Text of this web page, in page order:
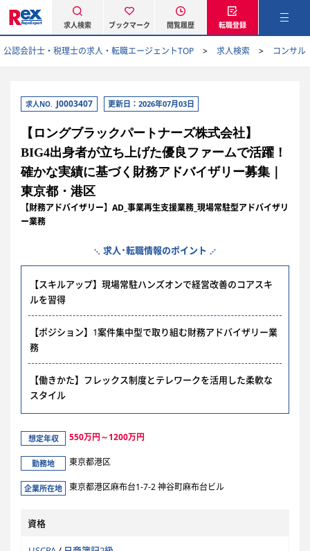
求人検索 ブックマーク 閲覧履歴 転職登録
公認会計士・税理士の求人・転職エージェントTOP 求人検索 コンサル
求人NO. J0003407 更新日：2026年07月03日
【ロングブラックパートナーズ株式会社】
BIG4出身者が立ち上げた優良ファームで活躍！
確かな実績に基づく財務アドバイザリー募集｜
東京都・港区
【財務アドバイザリー】AD_事業再生支援業務_現場常駐型アドバイザリ
ー業務
求人･転職情報のポイント
【スキルアップ】現場常駐ハンズオンで経営改善のコアスキ
ルを習得
【ポジション】1案件集中型で取り組む財務アドバイザリー業
務
【働きかた】フレックス制度とテレワークを活用した柔軟な
スタイル
想定年収 550万円～1200万円
勤務地 東京都港区
企業所在地 東京都港区麻布台1-7-2 神谷町麻布台ビル
資格